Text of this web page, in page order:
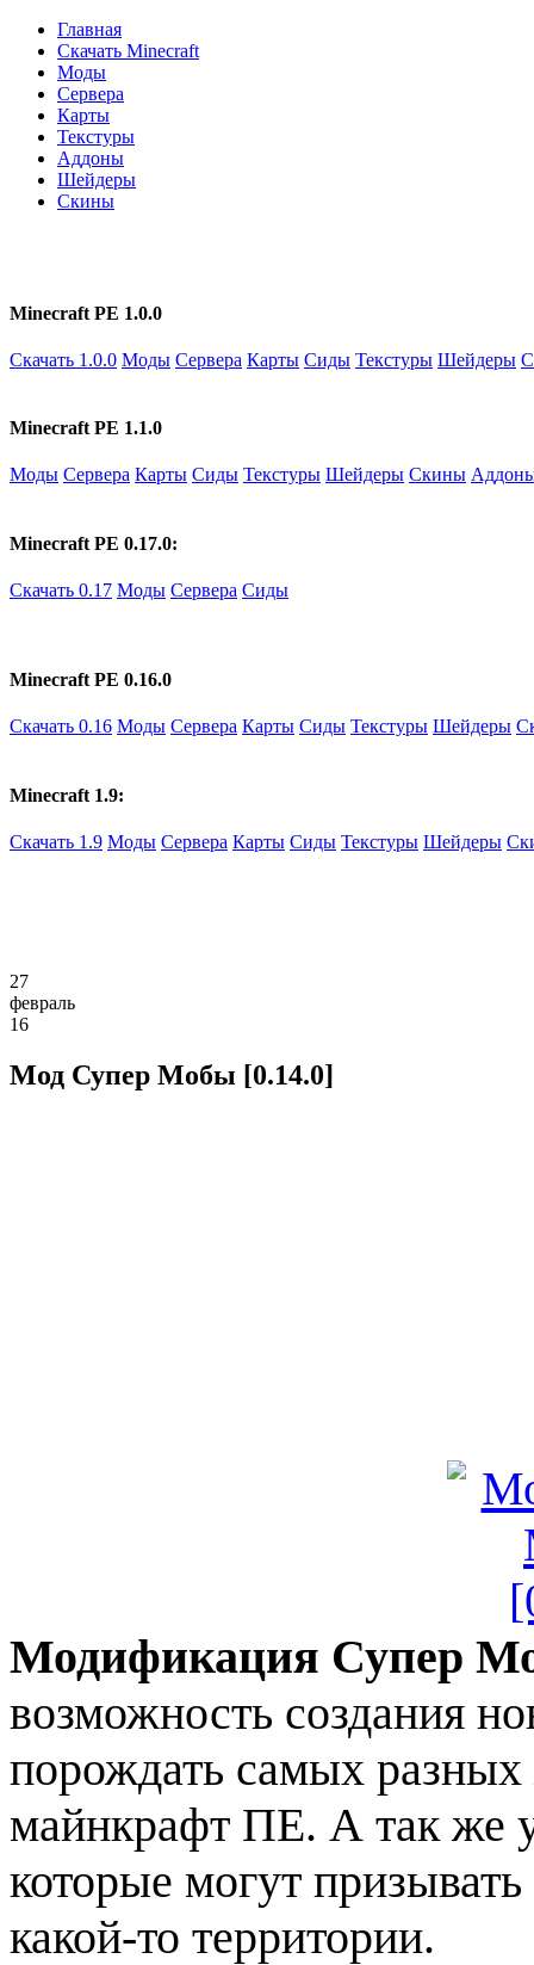
Главная
Скачать Minecraft
Моды
Сервера
Карты
Текстуры
Аддоны
Шейдеры
Скины
Minecraft PE 1.0.0
Скачать 1.0.0 Моды Сервера Карты Сиды Текстуры Шейдеры
Minecraft PE 1.1.0
Моды Сервера Карты Сиды Текстуры Шейдеры Скины
Minecraft PE 0.17.0:
Скачать 0.17 Моды Сервера Сиды
Minecraft PE 0.16.0
Скачать 0.16 Моды Сервера Карты Сиды Текстуры Шейдеры
Minecraft 1.9:
Скачать 1.9 Моды Сервера Карты Сиды Текстуры Шейдеры
27
февраль
16
Мод Супер Мобы [0.14.0]
Модификация Супер
возможность создания
порождать самых
майнкрафт ПЕ. А так же
которые могут
какой-то территории.